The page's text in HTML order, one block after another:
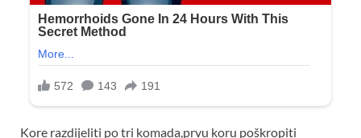
Kore razdijeliti po tri komada,prvu koru poškropiti